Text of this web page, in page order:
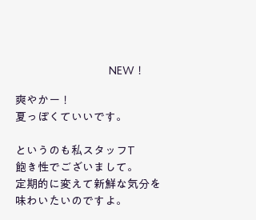
NEW！
爽やかー！
夏っぽくていいです。
というのも私スタッフT
飽き性でございまして。
定期的に変えて新鮮な気分を
味わいたいのですよ。